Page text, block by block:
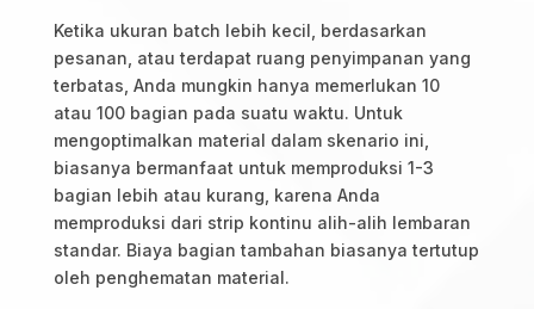
Ketika ukuran batch lebih kecil, berdasarkan
pesanan, atau terdapat ruang penyimpanan yang
terbatas, Anda mungkin hanya memerlukan 10
atau 100 bagian pada suatu waktu. Untuk
mengoptimalkan material dalam skenario ini,
biasanya bermanfaat untuk memproduksi 1-3
bagian lebih atau kurang, karena Anda
memproduksi dari strip kontinu alih-alih lembaran
standar. Biaya bagian tambahan biasanya tertutup
oleh penghematan material.